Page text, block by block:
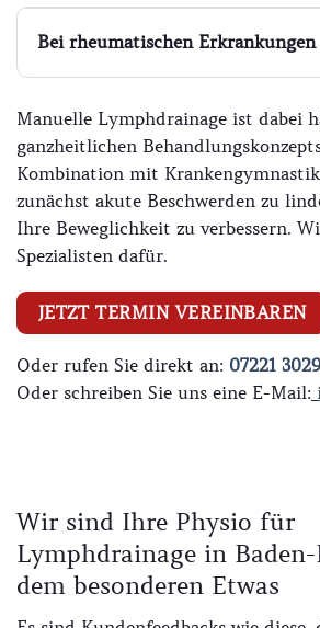
Bei rheumatischen Erkrankungen
Manuelle Lymphdrainage ist dabei
ganzheitlichen
Kombination mit
zunächst akute Beschwerden zu
Ihre Beweglichkeit zu verbessern.
Spezialisten dafür.
JETZT TERMIN VEREINBAREN
Oder rufen Sie direkt an: 07221
Oder schreiben Sie uns eine E-Mail:
Wir sind Ihre Physio für
Lymphdrainage in
dem besonderen Etwas